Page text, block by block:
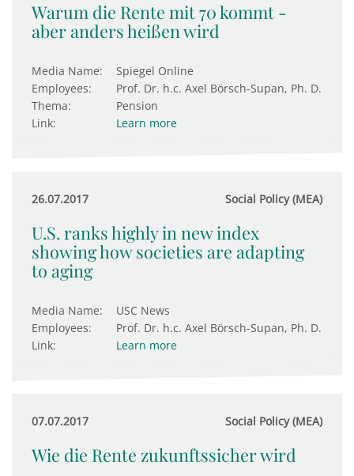
Warum die Rente mit 70 kommt -
aber anders heißen wird
Media Name:
Spiegel Online
Employees:
Prof. Dr. h.c. Axel Börsch-Supan, Ph. D.
Thema:
Pension
Link:
Learn more
26.07.2017 Social Policy (MEA)
U.S. ranks highly in new index
showing how societies are adapting
to aging
Media Name:
USC News
Employees:
Prof. Dr. h.c. Axel Börsch-Supan, Ph. D.
Link:
Learn more
07.07.2017 Social Policy (MEA)
Wie die Rente zukunftssicher wird